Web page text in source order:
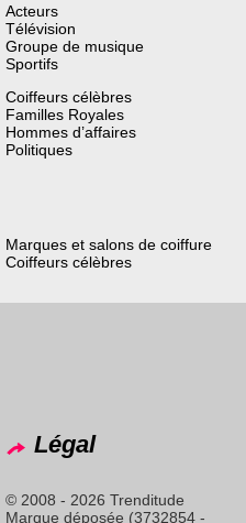
Acteurs
Télévision
Groupe de musique
Sportifs
Coiffeurs célèbres
Familles Royales
Hommes d’affaires
Politiques
Marques et salons de coiffure
Coiffeurs célèbres
Légal
© 2008 - 2026 Trenditude
Marque déposée (3732854 -